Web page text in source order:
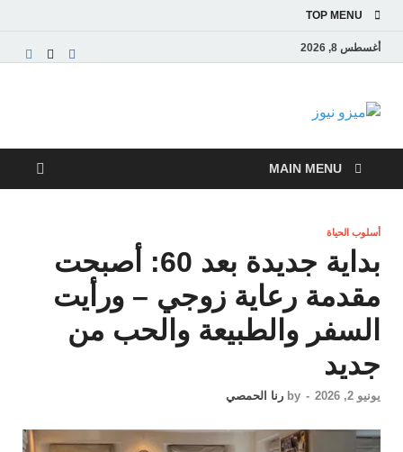
TOP MENU
أغسطس 8, 2026
ميزو نيوز
والاقتصادية
MAIN MENU
أسلوب الحياة
بداية جديدة بعد 60: أصبحت
مقدمة رعاية زوجي – ورأيت
السفر والطبيعة والحب من
جديد
يونيو 2, 2026 -
by رنا الحمصي